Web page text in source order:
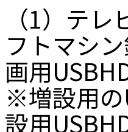
（1）テ
フトマシ
画用
※増設用の
設用